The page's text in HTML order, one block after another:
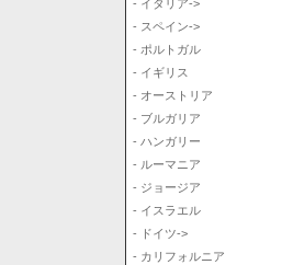
- イタリア->
- スペイン->
- ポルトガル
- イギリス
- オーストリア
- ブルガリア
- ハンガリー
- ルーマニア
- ジョージア
- イスラエル
- ドイツ->
- カリフォルニア